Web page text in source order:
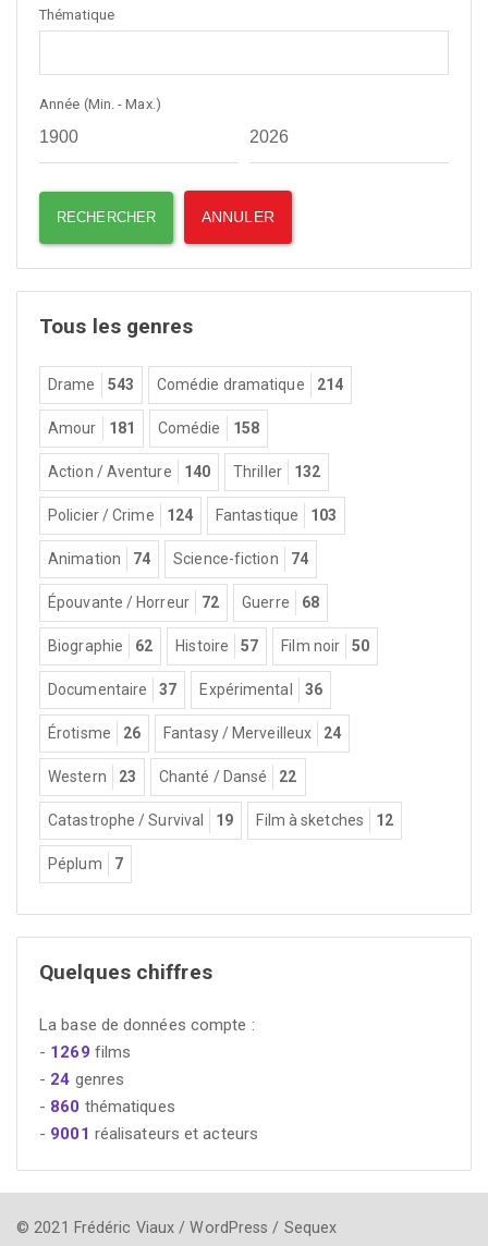
Thématique
Année (Min. - Max.)
Tous les genres
Drame 543 Comédie dramatique 214
Amour 181 Comédie 158
Action / Aventure 140 Thriller 132
Policier / Crime 124 Fantastique 103
Animation 74 Science-fiction 74
Épouvante / Horreur 72 Guerre 68
Biographie 62 Histoire 57 Film noir 50
Documentaire 37 Expérimental 36
Érotisme 26 Fantasy / Merveilleux 24
Western 23 Chanté / Dansé 22
Catastrophe / Survival 19 Film à sketches 12
Péplum 7
Quelques chiffres
La base de données compte :
- 1269 films
- 24 genres
- 860 thématiques
- 9001 réalisateurs et acteurs
© 2021 Frédéric Viaux / WordPress / Sequex